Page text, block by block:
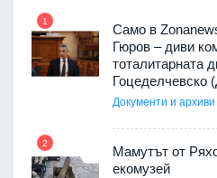
1
Само в
Гюров – диви
тоталитарната
Документи и архиви
2
Мамутът от
екомузей